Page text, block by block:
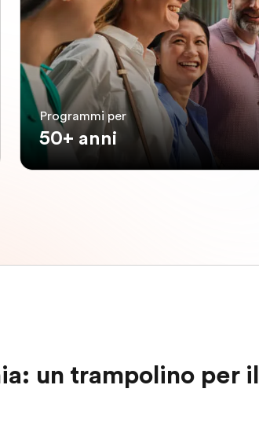
Programmi per
50+ anni
un trampolino per il